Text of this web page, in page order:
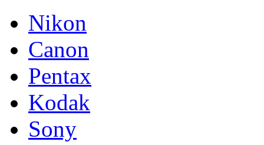
Nikon
Canon
Pentax
Kodak
Sony